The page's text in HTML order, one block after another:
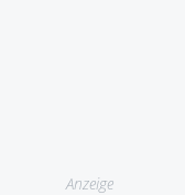
Anzeige